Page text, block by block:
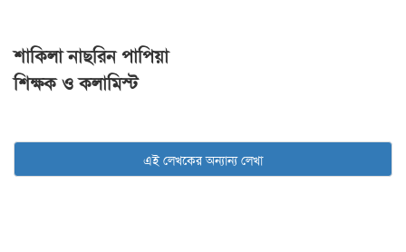
শাকিলা নাছরিন পাপিয়া
শিক্ষক ও কলামিস্ট
এই লেখকের অন্যান্য লেখা